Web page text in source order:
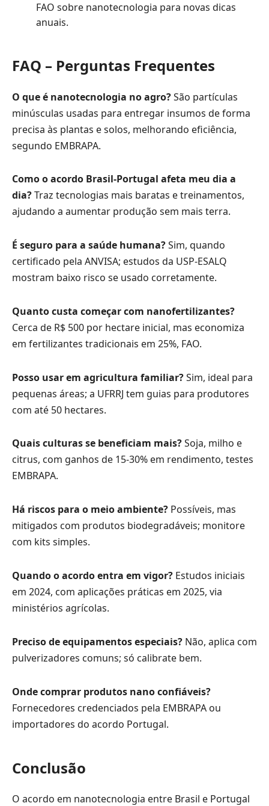
FAO sobre nanotecnologia para novas dicas
anuais.
FAQ – Perguntas Frequentes
O que é nanotecnologia no agro?São partículas
minúsculas usadas para entregar insumos de forma
precisa às plantas e solos, melhorando eficiência,
segundo EMBRAPA.
Como o acordo Brasil-Portugal afeta meu dia a
dia?Traz tecnologias mais baratas e treinamentos,
ajudando a aumentar produção sem mais terra.
É seguro para a saúde humana?Sim, quando
certificado pela ANVISA; estudos da USP-ESALQ
mostram baixo risco se usado corretamente.
Quanto custa começar com nanofertilizantes?
Cerca de R$ 500 por hectare inicial, mas economiza
em fertilizantes tradicionais em 25%, FAO.
Posso usar em agricultura familiar?Sim, ideal para
pequenas áreas; a UFRRJ tem guias para produtores
com até 50 hectares.
Quais culturas se beneficiam mais?Soja, milho e
citrus, com ganhos de 15-30% em rendimento, testes
EMBRAPA.
Há riscos para o meio ambiente? Possíveis, mas
mitigados com produtos biodegradáveis; monitore
com kits simples.
Quando o acordo entra em vigor? Estudos iniciais
em 2024, com aplicações práticas em 2025, via
ministérios agrícolas.
Preciso de equipamentos especiais? Não, aplica com
pulverizadores comuns; só calibrate bem.
Onde comprar produtos nano confiáveis?
Fornecedores credenciados pela EMBRAPA ou
importadores do acordo Portugal.
Conclusão
O acordo em nanotecnologia entre Brasil e Portugal